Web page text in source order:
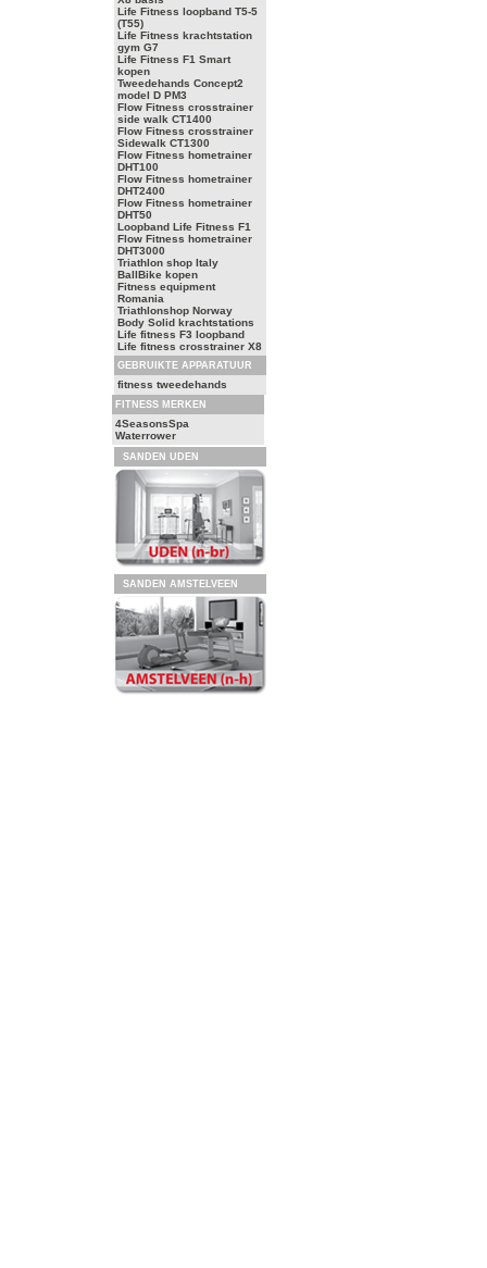
Life Fitness loopband T5-5
(T55)
Life Fitness krachtstation
gym G7
Life Fitness F1 Smart
kopen
Tweedehands Concept2
model D PM3
Flow Fitness crosstrainer
side walk CT1400
Flow Fitness crosstrainer
Sidewalk CT1300
Flow Fitness hometrainer
DHT100
Flow Fitness hometrainer
DHT2400
Flow Fitness hometrainer
DHT50
Loopband Life Fitness F1
Flow Fitness hometrainer
DHT3000
Triathlon shop Italy
BallBike kopen
Fitness equipment
Romania
Triathlonshop Norway
Body Solid krachtstations
Life fitness F3 loopband
Life fitness crosstrainer X8
GEBRUIKTE APPARATUUR
fitness tweedehands
FITNESS MERKEN
4SeasonsSpa
Waterrower
SANDEN UDEN
SANDEN AMSTELVEEN